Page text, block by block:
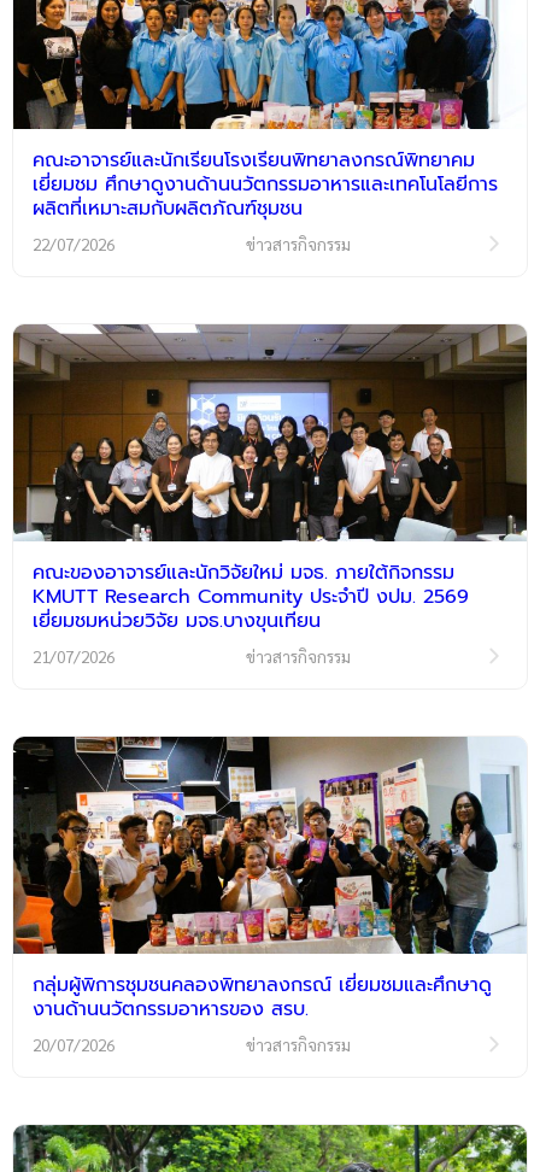
คณะอาจารย์และนักเรียนโรงเรียนพิทยาลงกรณ์พิทยาคม
เยี่ยมชม ศึกษาดูงานด้านนวัตกรรมอาหารและเทคโนโลยีการ
ผลิตที่เหมาะสมกับผลิตภัณฑ์ชุมชน
22/07/2026 ข่าวสารกิจกรรม
คณะของอาจารย์และนักวิจัยใหม่ มจธ. ภายใต้กิจกรรม
KMUTT Research Community ประจำปี งปม. 2569
เยี่ยมชมหน่วยวิจัย มจธ.บางขุนเทียน
21/07/2026 ข่าวสารกิจกรรม
กลุ่มผู้พิการชุมชนคลองพิทยาลงกรณ์ เยี่ยมชมและศึกษาดู
งานด้านนวัตกรรมอาหารของ สรบ.
20/07/2026 ข่าวสารกิจกรรม